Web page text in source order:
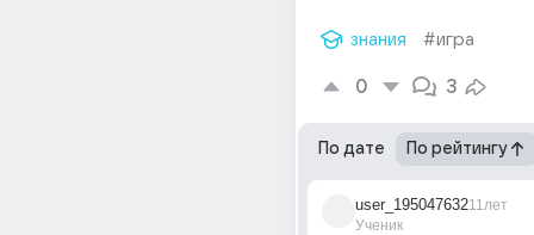
знания #игра
0 3
По дате По рейтингу
user_195047632
Ученик
11лет